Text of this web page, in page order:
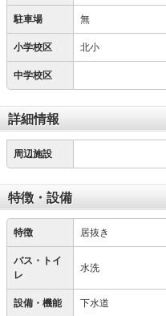
駐車場 無
小学校区 北小
中学校区
詳細情報
周辺施設
特徴・設備
特徴 居抜き
バス・トイ
レ
水洗
設備・機能 下水道